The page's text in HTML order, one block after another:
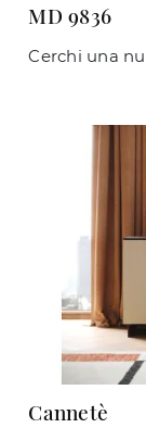
MD 9836
Cannetè